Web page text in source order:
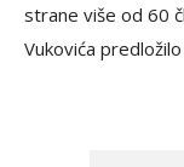
strane više od 60
Vukovića